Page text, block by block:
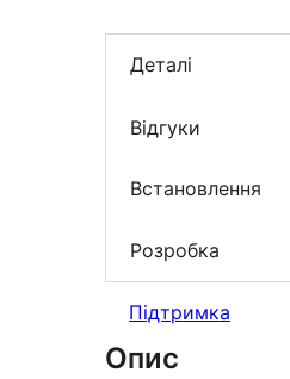
Деталі
Відгуки
Встановлення
Розробка
Підтримка
Опис